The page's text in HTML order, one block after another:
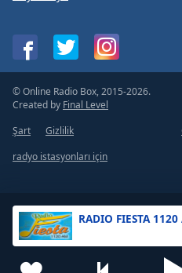
RADIO FIESTA 1120
© Online Radio Box, 2015-2026.
Created by Final Level
Şart
Gizlilik
radyo istasyonları için